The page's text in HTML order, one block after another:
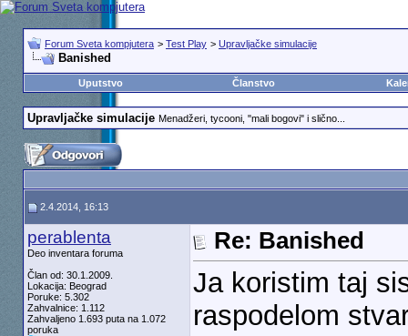
Forum Sveta kompjutera > Test Play > Upravljačke simulacije
Banished
Uputstvo Članstvo
Upravljačke simulacije Menadžeri, tycooni, "mali bogovi" i slično...
2.4.2014, 16:13
perablenta
Deo inventara foruma
Član od: 30.1.2009.
Lokacija: Beograd
Poruke: 5.302
Zahvalnice: 1.112
Zahvaljeno 1.693 puta na 1.072
poruka
Re: Banished
Ja koristim taj
raspodelom